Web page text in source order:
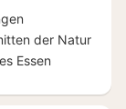
der Natur
Essen